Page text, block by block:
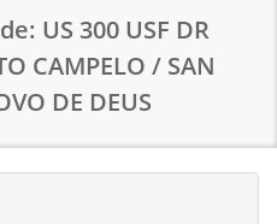
US 300 USF DR
CAMPELO / SAN
DE DEUS